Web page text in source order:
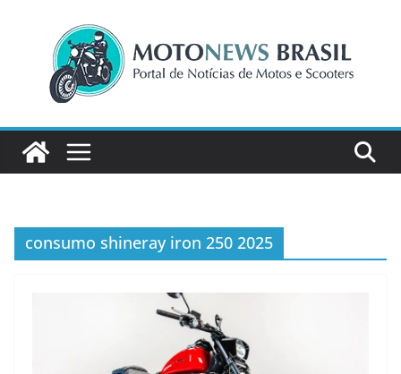
conteúdo
consumo shineray iron 250 2025